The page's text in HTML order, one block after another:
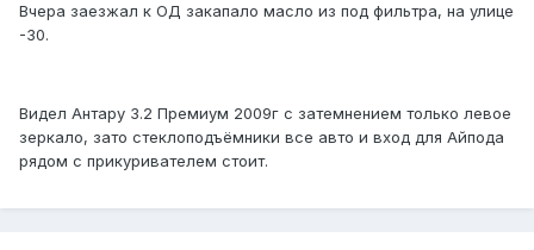
Вчера заезжал к ОД закапало масло из под фильтра, на улице
-30.
Видел Антару 3.2 Премиум 2009г с затемнением только левое
зеркало, зато стеклоподъёмники все авто и вход для Айпода
рядом с прикуривателем стоит.